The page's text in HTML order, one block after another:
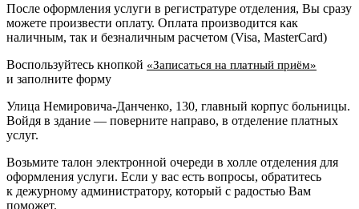
После оформления услуги в регистратуре отделения, Вы сразу
можете произвести оплату. Оплата производится как
наличным, так и безналичным расчетом (Visa, MasterCard)
Воспользуйтесь кнопкой «Записаться на платный приём»
и заполните форму
Улица Немировича-Данченко, 130, главный корпус больницы.
Войдя в здание — поверните направо, в отделение платных
услуг.
Возьмите талон электронной очереди в холле отделения для
оформления услуги. Если у вас есть вопросы, обратитесь
к дежурному администратору, который с радостью Вам
поможет.